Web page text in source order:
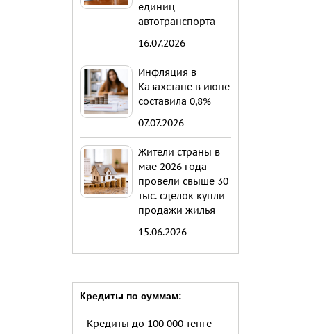
единиц
автотранспорта
16.07.2026
Инфляция в
Казахстане в июне
составила 0,8%
07.07.2026
Жители страны в
мае 2026 года
провели свыше 30
тыс. сделок купли-
продажи жилья
15.06.2026
Кредиты по суммам:
Кредиты до 100 000 тенге